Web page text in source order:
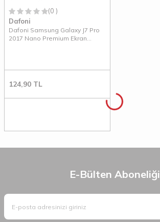
(0 )
Dafoni
Dafoni Samsung Galaxy J7 Pro
2017 Nano Premium Ekran
124,90 TL
E-Bülten Aboneliği